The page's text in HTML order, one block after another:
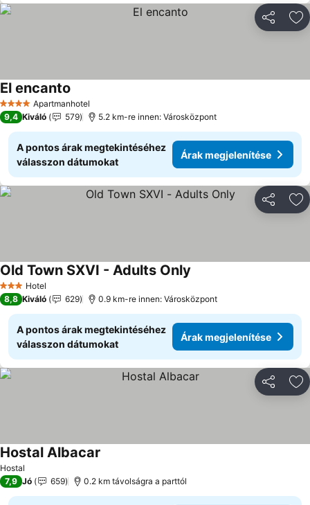
4 KategóriaApartmanhotel
El encanto
9,4 Kiváló 579 5.2 km-re innen: Városközpont
A pontos árak megtekintéséhez
válasszon dátumokat
Árak megjelenítése
3 Kategória
Hotel
Old Town SXVI - Adults Only
8,8 Kiváló 629 0.9 km-re innen: Városközpont
A pontos árak megtekintéséhez
válasszon dátumokat
Árak megjelenítése
Hostal
Hostal Albacar
7,9 Jó 659 0.2 km távolságra a parttól